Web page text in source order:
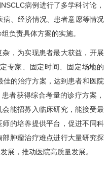
病例进行了多学科讨论，
病、经济情况、患者意愿等情况
负责具体方案的实施。
，为实现患者最大获益，开展
专家、固定时间、固定场地的
的治疗方案，达到患者和医院
者获得综合考量的诊疗方案，
能招募入临床研究，能接受最
的培养提供平台，促进不同科
肿瘤治疗难点进行大量研究探
展，推动医院高质量发展。